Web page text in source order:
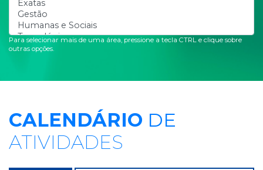
Para selecionar mais de uma área, pressione a tecla CTRL e clique sobre
outras opções.
CALENDÁRIO DE
ATIVIDADES